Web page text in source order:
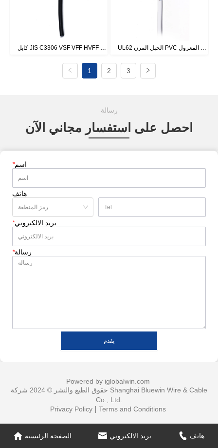
كابل JIS C3306 VSF VFF HVFF
UL62 الحبل المرن PVC المعزول
1 2 3
رسالة
احصل على استفسار مجاني الآن
*اسم
هاتف
*بريد الالكتروني
*رسالة
يقدم
الصفحة الرئيسية بريد الالكتروني هاتف
Powered by iglobalwin.com
حقوق الطبع والنشر © 2024 شركة Shanghai Bluewin Wire & Cable
Co., Ltd.
Privacy Policy
Terms and Conditions